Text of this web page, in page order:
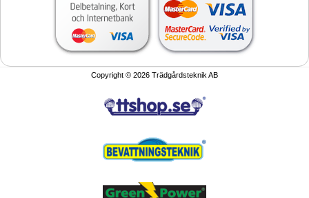
Copyright © 2026 Trädgårdsteknik AB